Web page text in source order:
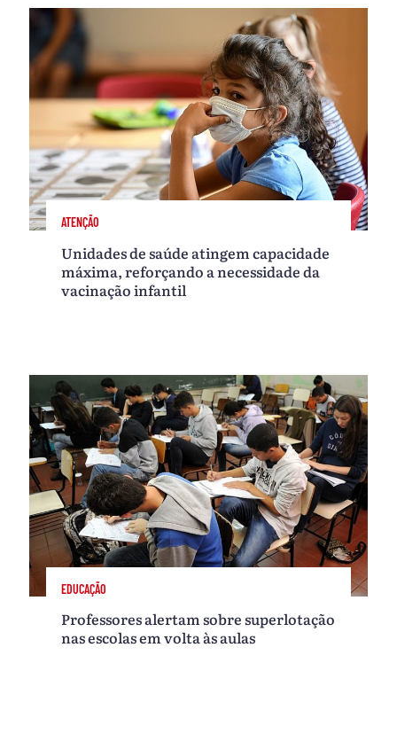
ATENÇÃO
Unidades de saúde atingem capacidade
máxima, reforçando a necessidade da
vacinação infantil
EDUCAÇÃO
Professores alertam sobre superlotação
nas escolas em volta às aulas